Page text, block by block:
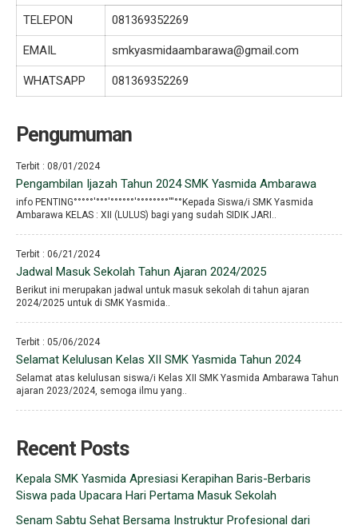
TELEPON 081369352269
EMAIL smkyasmidaambarawa@gmail.com
WHATSAPP 081369352269
Pengumuman
Terbit : 08/01/2024
Pengambilan Ijazah Tahun 2024 SMK Yasmida Ambarawa
info PENTING°°°°°′°°°′°°°°°°′°°°°°°°°′′′°°Kepada Siswa/i SMK Yasmida
Ambarawa KELAS : XII (LULUS) bagi yang sudah SIDIK JARI..
Terbit : 06/21/2024
Jadwal Masuk Sekolah Tahun Ajaran 2024/2025
Berikut ini merupakan jadwal untuk masuk sekolah di tahun ajaran
2024/2025 untuk di SMK Yasmida..
Terbit : 05/06/2024
Selamat Kelulusan Kelas XII SMK Yasmida Tahun 2024
Selamat atas kelulusan siswa/i Kelas XII SMK Yasmida Ambarawa Tahun
ajaran 2023/2024, semoga ilmu yang..
Recent Posts
Kepala SMK Yasmida Apresiasi Kerapihan Baris-Berbaris
Siswa pada Upacara Hari Pertama Masuk Sekolah
Senam Sabtu Sehat Bersama Instruktur Profesional dari